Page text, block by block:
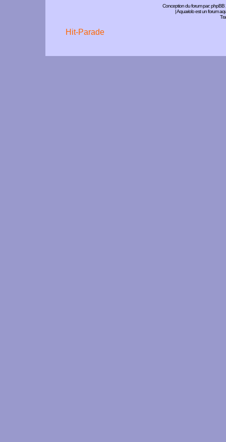
Conception du forum par:phpBB
| Aquariolo est un forum